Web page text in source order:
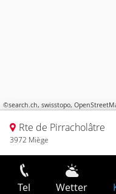
©search.ch, swisstopo,
Rte de Pirracholâtre
3972 Miège
Tel Wetter